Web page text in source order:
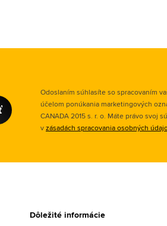
Odoslaním súhlasíte so spracovaním
účelom ponúkania marketingových
CANADA 2015 s. r. o. Máte právo svoj
vzásadách spracovania osobných
Dôležité informácie